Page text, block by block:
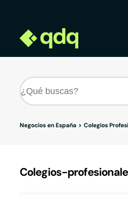
Negocios en España Colegios
Colegios-